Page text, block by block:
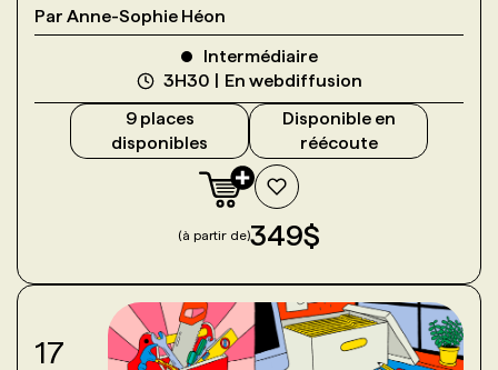
Par Anne-Sophie Héon
Intermédiaire
3H30
En webdiffusion
9places
disponibles
Disponible en
réécoute
(à partir de)349$
17